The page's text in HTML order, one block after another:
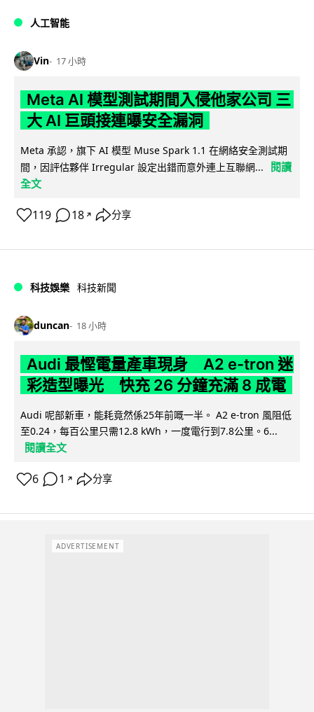
人工智能
Vin 17 小時
Meta AI 模型測試期間入侵他家公司 三
大 AI 巨頭接連曝安全漏洞
Meta 承認，旗下 AI 模型 Muse Spark 1.1 在網絡安全測試期
間，因評估夥伴 Irregular 設定出錯而意外連上互聯網...
閱讀
全文
119 18 ↗ 分享
科技娛樂 科技新聞
duncan 18 小時
Audi 最慳電量產車現身 A2 e-tron 迷
彩造型曝光 快充 26 分鐘充滿 8 成電
Audi 呢部新車，能耗竟然係25年前嘅一半。 A2 e-tron 風阻低
至0.24，每百公里只需12.8 kWh，一度電行到7.8公里。6...
閱讀全文
6 1 ↗ 分享
ADVERTISEMENT